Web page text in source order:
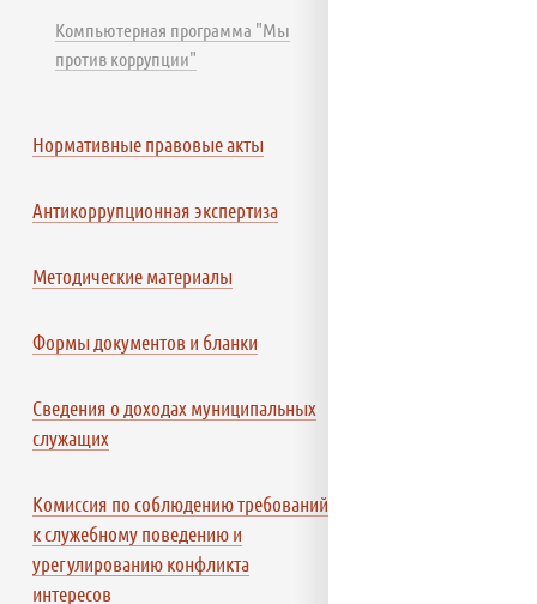
Компьютерная программа "Мы
против коррупции"
Нормативные правовые акты
Антикоррупционная экспертиза
Методические материалы
Формы документов и бланки
Сведения о доходах муниципальных
служащих
Комиссия по соблюдению требований
к служебному поведению и
урегулированию конфликта
интересов